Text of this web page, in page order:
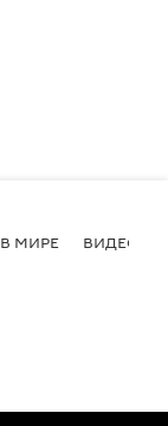
В МИРЕ ВИДЕО